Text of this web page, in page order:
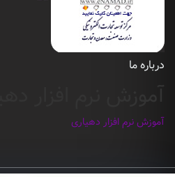
درباره ما
آموزش نرم افزار دهیاری